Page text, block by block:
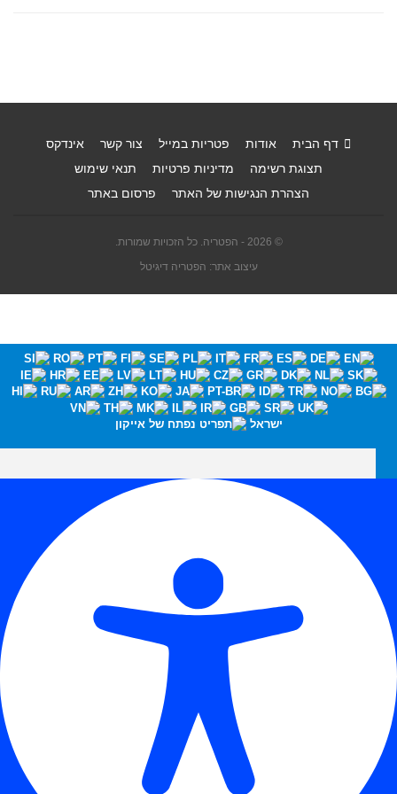
דף הבית אודות פטריות במייל צור קשר
אינדקס
תצוגת רשימה
מדיניות פרטיות
תנאי שימוש
הצהרת הנגישות של האתר
פרסום באתר
© 2026 - הפטריה. כל הזכויות שמורות.
עיצוב אתר: הפטריה דיגיטל
ישראל